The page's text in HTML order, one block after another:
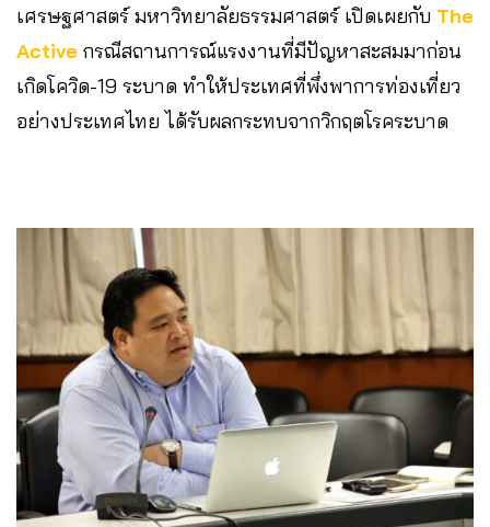
เศรษฐศาสตร์ มหาวิทยาลัยธรรมศาสตร์​ เปิดเผยกับ The
Active กรณีสถานการณ์​แรงงานที่มีปัญหาสะสมมาก่อน
เกิดโควิด-19 ระบาด ทำให้ประเทศที่พึ่งพาการท่องเที่ยว
อย่างประเทศไทย ได้รับผลกระทบจากวิกฤตโรคระบาด